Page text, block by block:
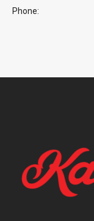
Phone: